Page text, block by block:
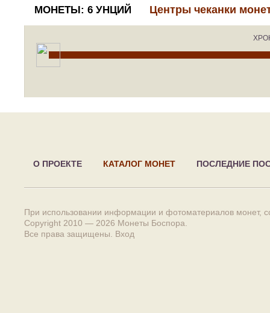
МОНЕТЫ: 6 УНЦИЙ Центры чеканки
О ПРОЕКТЕ КАТАЛОГ МОНЕТ ПОСЛЕДНИЕ
При использовании информации и фотоматериалов монет,
Copyright 2010 — 2026 Монеты Боспора
Все права защищены. Вход